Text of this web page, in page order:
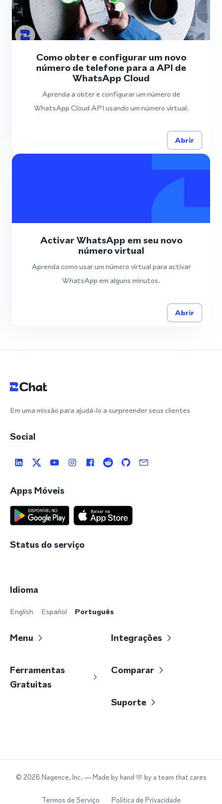
Como obter e configurar um novo
número de telefone para a API de
WhatsApp Cloud
Aprenda a obter e configurar um número de
WhatsApp Cloud API usando um número virtual.
Abrir
Activar WhatsApp em seu novo
número virtual
Aprenda como usar um número virtual para activar
WhatsApp em alguns minutos.
Abrir
Em uma missão para ajudá-lo a surpreender seus clientes
Social
Apps Móveis
Status do serviço
Idioma
English Español Português
Menu Integrações
Ferramentas
Gratuitas
Comparar
Suporte
© 2026 Nagence, Inc. — Made by hand 🫶 by a team that cares
Termos de Serviço Política de Privacidade